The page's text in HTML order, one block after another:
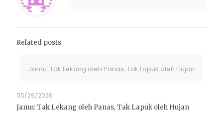
Related posts
Jamu: Tak Lekang oleh Panas, Tak Lapuk oleh Hujan
05/29/2026
Jamu: Tak Lekang oleh Panas, Tak Lapuk oleh Hujan